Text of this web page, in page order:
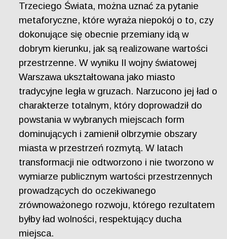
Trzeciego Świata, można uznać za pytanie
metaforyczne, które wyraża niepokój o to, czy
dokonujące się obecnie przemiany idą w
dobrym kierunku, jak są realizowane wartości
przestrzenne. W wyniku II wojny światowej
Warszawa ukształtowana jako miasto
tradycyjne legła w gruzach. Narzucono jej ład o
charakterze totalnym, który doprowadził do
powstania w wybranych miejscach form
dominujących i zamienił olbrzymie obszary
miasta w przestrzeń rozmytą. W latach
transformacji nie odtworzono i nie tworzono w
wymiarze publicznym wartości przestrzennych
prowadzących do oczekiwanego
zrównoważonego rozwoju, którego rezultatem
byłby ład wolności, respektujący ducha
miejsca.